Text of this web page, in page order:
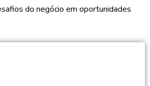
do negócio em oportunidades